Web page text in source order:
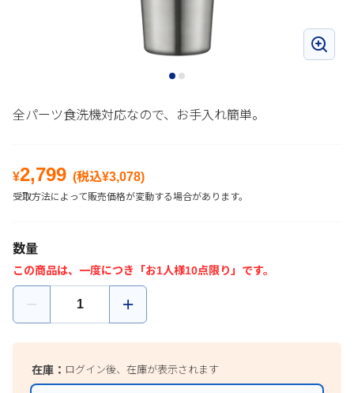
全パーツ食洗機対応なので、お手入れ簡単。
¥2,799 (税込¥3,078)
受取方法によって販売価格が変動する場合があります。
数量
この商品は、一度につき「お1人様10点限り」です。
在庫： ログイン後、在庫が表示されます